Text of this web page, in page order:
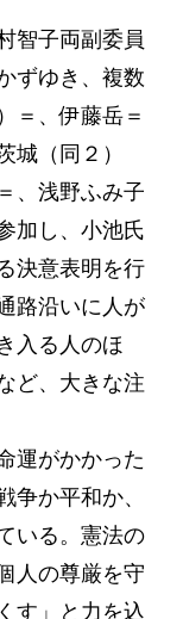
智子両副委員
ずゆき、複数
＝、伊藤岳＝
城（同２）
、浅野ふみ子
加し、小池氏
決意表明を行
路沿いに人が
入る人のほ
ど、大きな注
運がかかった
争か平和か、
いる。憲法の
人の尊厳を守
す」と力を込